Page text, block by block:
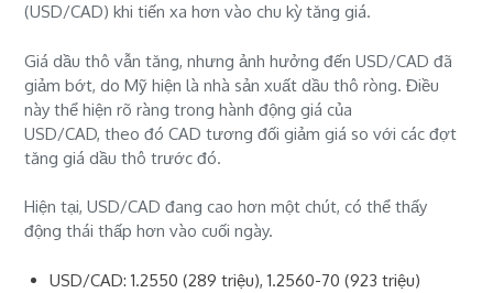
(USD/CAD) khi tiến xa hơn vào chu kỳ tăng giá.
Giá dầu thô vẫn tăng, nhưng ảnh hưởng đến USD/CAD đã
giảm bớt, do Mỹ hiện là nhà sản xuất dầu thô ròng.Điều
này thể hiện rõ ràng trong hành động giá của
USD/CAD,theo đó CAD tương đối giảm giá so với các đợt
tăng giá dầu thô trước đó.
Hiện tại, USD/CAD đang cao hơn một chút, có thể thấy
động thái thấp hơn vào cuối ngày.
USD/CAD: 1.2550 (289 triệu), 1.2560-70 (923 triệu)